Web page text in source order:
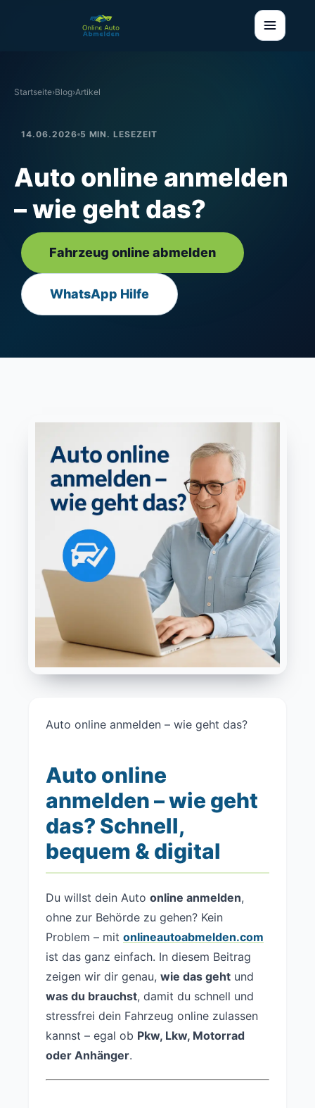
Startseite›Blog›Artikel
14.06.2026 5 MIN. LESEZEIT
Auto online anmelden
– wie geht das?
Fahrzeug online abmelden
WhatsApp Hilfe
Auto online anmelden – wie geht das?
Auto online
anmelden – wie geht
das? Schnell,
bequem & digital
Du willst dein Auto online anmelden,
ohne zur Behörde zu gehen? Kein
Problem – mit onlineautoabmelden.com
ist das ganz einfach. In diesem Beitrag
zeigen wir dir genau, wie das geht und
was du brauchst, damit du schnell und
stressfrei dein Fahrzeug online zulassen
kannst – egal ob Pkw, Lkw, Motorrad
oder Anhänger.